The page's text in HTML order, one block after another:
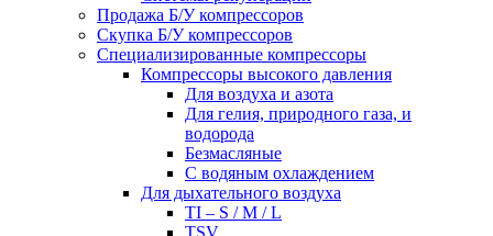
Продажа Б/У компрессоров
Скупка Б/У компрессоров
Специализированные компрессоры
Компрессоры высокого давления
Для воздуха и азота
Для гелия, природного газа, и
водорода
Безмасляные
С водяным охлаждением
Для дыхательного воздуха
TI – S / M / L
TSV